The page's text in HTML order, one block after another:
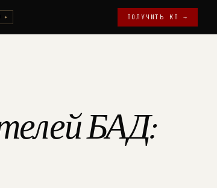
✦ ПОЛУЧИТЬ КП →
БАД: